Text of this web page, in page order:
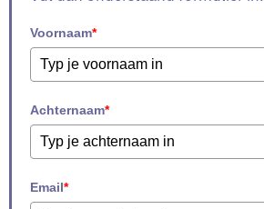
Voornaam*
Achternaam*
Email*